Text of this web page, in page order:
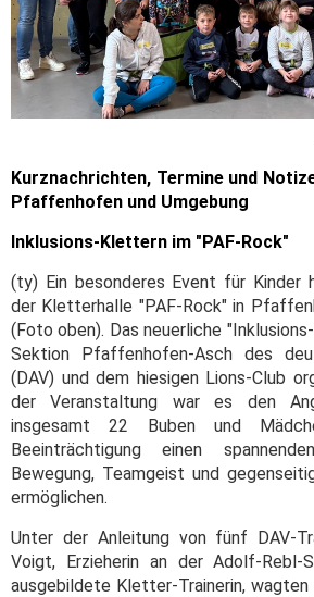
Kurznachrichten, Termine und
Pfaffenhofen und Umgebung
Inklusions-Klettern im "PAF-Rock"
(ty) Ein besonderes Event für Kinder
der Kletterhalle "PAF-Rock" in
(Foto oben). Das neuerliche
Sektion Pfaffenhofen-Asch des
(DAV) und dem hiesigen Lions-Club
der Veranstaltung war es den
insgesamt 22 Buben und
Beeinträchtigung einen
Bewegung, Teamgeist und
ermöglichen.
Unter der Anleitung von fünf DAV-
Voigt, Erzieherin an der Adolf-Rebl-
ausgebildete Kletter-Trainerin, wagten